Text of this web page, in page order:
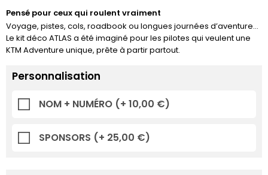
Pensé pour ceux qui roulent vraiment
Voyage, pistes, cols, roadbook ou longues journées d’aventure…
Le kit déco ATLAS a été imaginé pour les pilotes qui veulent une
KTM Adventure unique, prête à partir partout.
Personnalisation
NOM + NUMÉRO (+ 10,00 €)
SPONSORS (+ 25,00 €)